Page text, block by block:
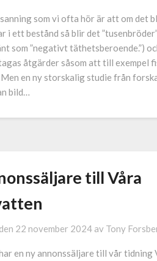
sanning som vi ofta hör är att om det
i ett bestånd så blir det
som ”negativt täthetsberoende.”)
åtgärder såsom att till exempel
en ny storskalig studie från
bild…
till Våra
22 november 2024av Tony
en ny annonssäljare till vår tidning